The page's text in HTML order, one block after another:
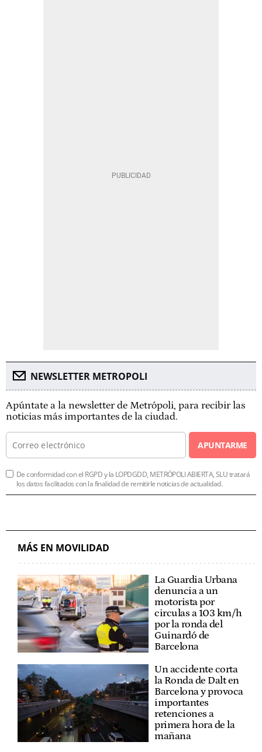
NEWSLETTER METROPOLI
Apúntate a la newsletter de Metrópoli, para recibir las
noticias más importantes de la ciudad.
APUNTARME
De conformidad con el RGPD y la LOPDGDD, METRÓPOLI ABIERTA, SLU tratará
los datos facilitados con la finalidad de remitirle noticias de actualidad.
MÁS EN MOVILIDAD
La Guardia Urbana
denuncia a un
motorista por
circulas a 103 km/h
por la ronda del
Guinardó de
Barcelona
Un accidente corta
la Ronda de Dalt en
Barcelona y provoca
importantes
retenciones a
primera hora de la
mañana